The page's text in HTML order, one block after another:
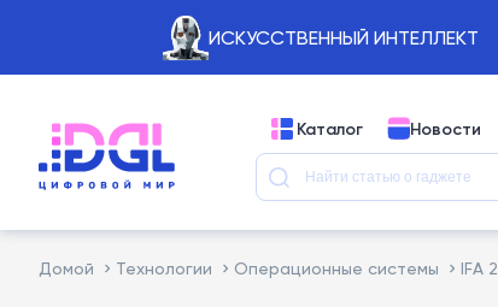
ИСКУССТВЕННЫЙ ИНТЕЛЛЕКТ
Каталог Новости
Домой Технологии Операционные системы IFA